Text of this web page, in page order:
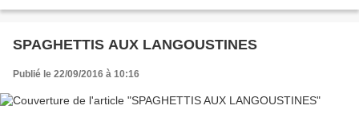
SPAGHETTIS AUX LANGOUSTINES
Publié le 22/09/2016 à 10:16